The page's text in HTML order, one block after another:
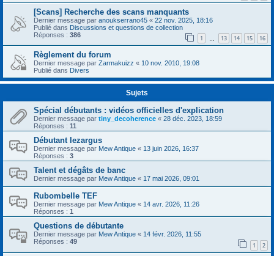
[Scans] Recherche des scans manquants
Dernier message par anoukserrano45 « 22 nov. 2025, 18:16
Publié dans Discussions et questions de collection
Réponses : 386 1 13 14 15 16
Règlement du forum
Dernier message par Zarmakuizz « 10 nov. 2010, 19:08
Publié dans Divers
Sujets
Spécial débutants : vidéos officielles d'explication
Dernier message par tiny_decoherence « 28 déc. 2023, 18:59
Réponses : 11
Débutant lezargus
Dernier message par Mew Antique « 13 juin 2026, 16:37
Réponses : 3
Talent et dégâts de banc
Dernier message par Mew Antique « 17 mai 2026, 09:01
Rubombelle TEF
Dernier message par Mew Antique « 14 avr. 2026, 11:26
Réponses : 1
Questions de débutante
Dernier message par Mew Antique « 14 févr. 2026, 11:55
Réponses : 49 1 2